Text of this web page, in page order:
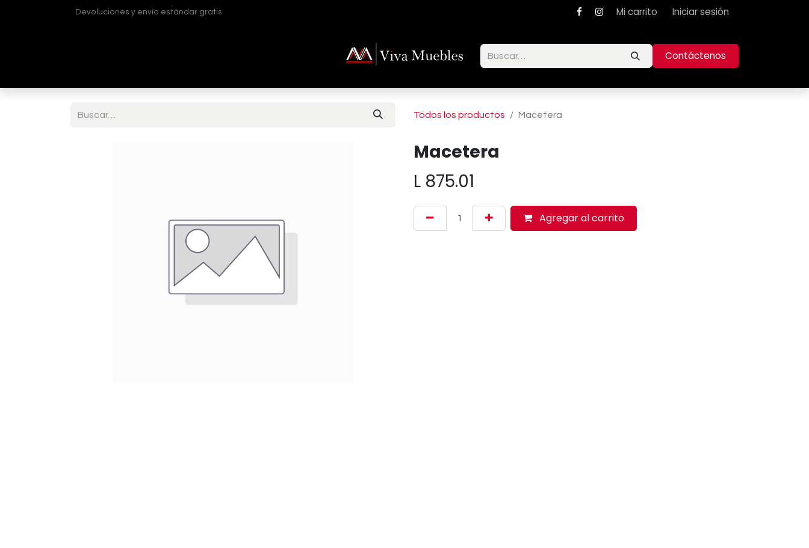
Devoluciones y envío estándar gratis Mi carrito Iniciar sesión
Contáctenos
Todos los productos Macetera
Macetera
L 875.01
Agregar al carrito